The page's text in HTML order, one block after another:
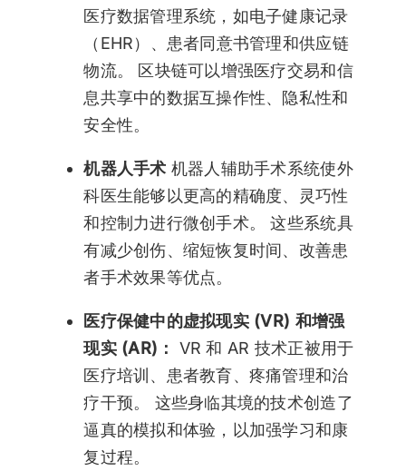
医疗数据管理系统，如电子健康记录
（EHR）、患者同意书管理和供应链
物流。 区块链可以增强医疗交易和信
息共享中的数据互操作性、隐私性和
安全性。
机器人手术 机器人辅助手术系统使外
科医生能够以更高的精确度、灵巧性
和控制力进行微创手术。 这些系统具
有减少创伤、缩短恢复时间、改善患
者手术效果等优点。
医疗保健中的虚拟现实 (VR) 和增强
现实 (AR)： VR 和 AR 技术正被用于
医疗培训、患者教育、疼痛管理和治
疗干预。 这些身临其境的技术创造了
逼真的模拟和体验，以加强学习和康
复过程。